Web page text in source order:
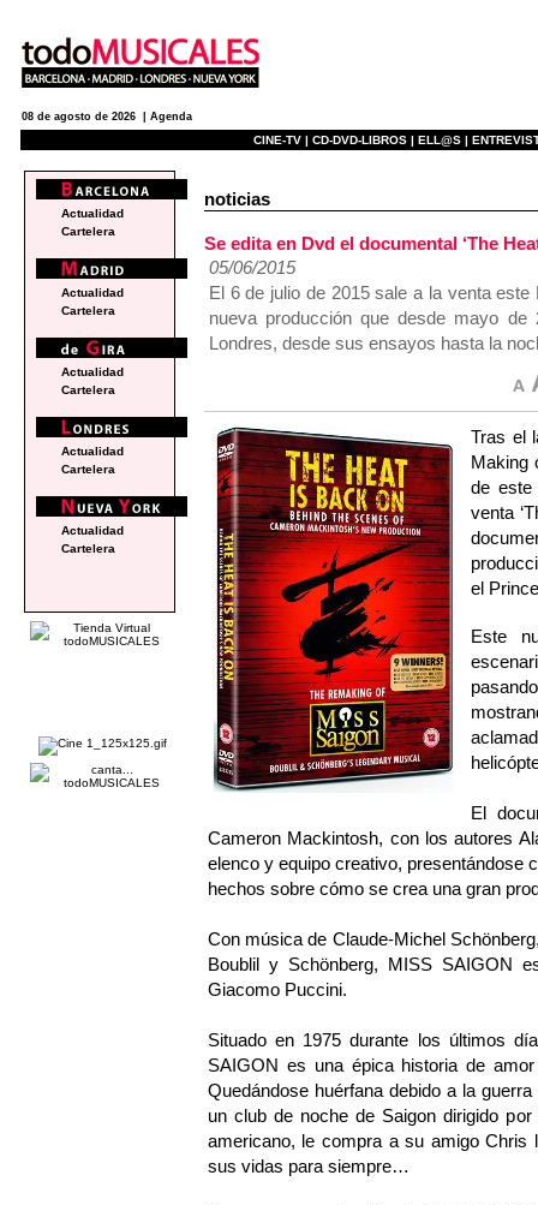
08 de agosto de 2026 | Agenda
CINE-TV | CD-DVD-LIBROS | ELL@S |
noticias
Se edita en Dvd el documental ‘The
05/06/2015
El 6 de julio de 2015 sale a la venta
nueva producción que desde mayo
Londres, desde sus ensayos hasta la
Tras el
Making
de este
venta
el
Este
El
Cameron Mackintosh, con los autores
elenco y equipo creativo, presentándose
hechos sobre cómo se crea una gran
Con música de Claude-Michel
Boublil y Schönberg, MISS SAIGON
Giacomo Puccini.
Situado en 1975 durante los últimos
SAIGON es una épica historia de
Quedándose huérfana debido a la
un club de noche de Saigon dirigido
americano, le compra a su amigo
sus vidas para siempre…
Actualidad
Cartelera
Actualidad
Cartelera
Actualidad
Cartelera
Actualidad
Cartelera
Actualidad
Cartelera